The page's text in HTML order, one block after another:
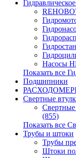
Насосы
Показать все
Подшипники
РАСХОДОМЕРЫ
Свертные
Свертные
(855)
Показать все
Трубы и штоки
Трубы
Штоки